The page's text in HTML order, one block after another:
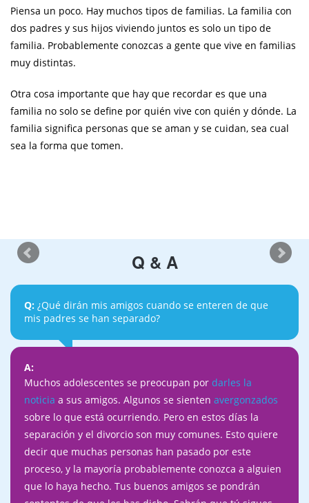
Piensa un poco. Hay muchos tipos de familias. La familia con
dos padres y sus hijos viviendo juntos es solo un tipo de
familia. Probablemente conozcas a gente que vive en familias
muy distintas.
Otra cosa importante que hay que recordar es que una
familia no solo se define por quién vive con quién y dónde. La
familia significa personas que se aman y se cuidan, sea cual
sea la forma que tomen.
Q & A
Q: ¿Qué dirán mis amigos cuando se enteren de que
mis padres se han separado?
A:
Muchos adolescentes se preocupan por darles la
noticia a sus amigos. Algunos se sienten avergonzados
sobre lo que está ocurriendo. Pero en estos días la
separación y el divorcio son muy comunes. Esto quiere
decir que muchas personas han pasado por este
proceso, y la mayoría probablemente conozca a alguien
que lo haya hecho. Tus buenos amigos se pondrán